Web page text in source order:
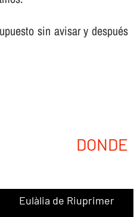
sin avisar y después
DONDE
Eulàlia de Riuprimer